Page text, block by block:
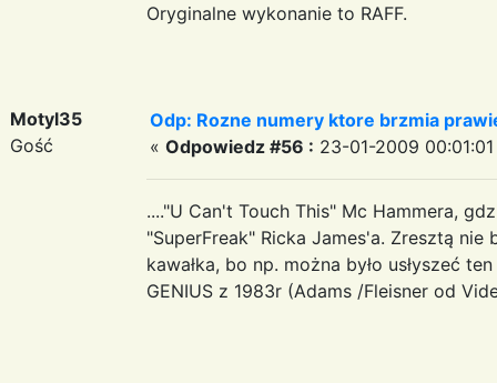
Oryginalne wykonanie to RAFF.
Motyl35
Gość
Odp: Rozne numery ktore brzmia
« Odpowiedz #56 : 23-01-2009
...."U Can't Touch This" Mc Hammera,
"SuperFreak" Ricka James'a. Zresztą
kawałka, bo np. można było usłyszeć
GENIUS z 1983r (Adams /Fleisner od